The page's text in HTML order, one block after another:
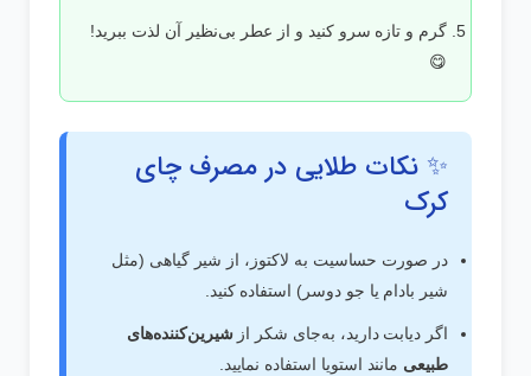
گرم و تازه سرو کنید و از عطر بی‌نظیر آن لذت ببرید!
😋
✨ نکات طلایی در مصرف چای
کرک
در صورت حساسیت به لاکتوز، از شیر گیاهی (مثل
شیر بادام یا جو دوسر) استفاده کنید.
اگر دیابت دارید، به‌جای شکر ازشیرین‌کننده‌های
طبیعی مانند استویا استفاده نمایید.